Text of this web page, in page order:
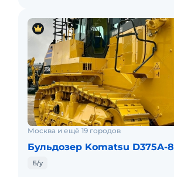
Москва и ещё 19 городов
Бульдозер Komatsu D375A-8
Б/у